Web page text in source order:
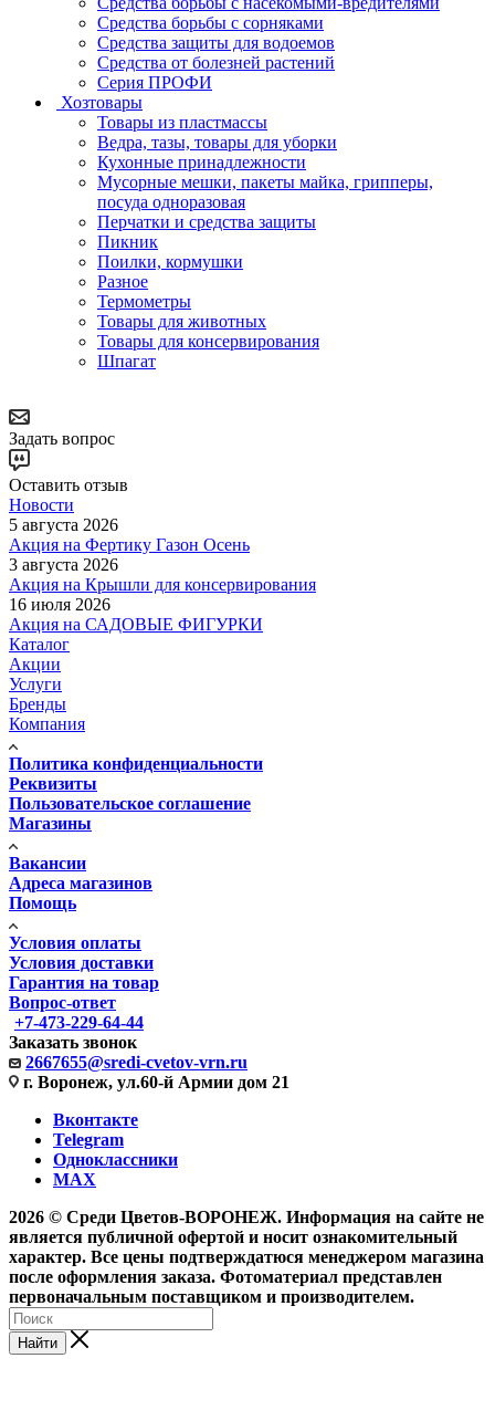
Средства борьбы с сорняками
Средства защиты для водоемов
Средства от болезней растений
Серия ПРОФИ
Хозтовары
Товары из пластмассы
Ведра, тазы, товары для уборки
Кухонные принадлежности
Мусорные мешки, пакеты майка, грипперы,
посуда одноразовая
Перчатки и средства защиты
Пикник
Поилки, кормушки
Разное
Термометры
Товары для животных
Товары для консервирования
Шпагат
Задать вопрос
Оставить отзыв
Новости
5 августа 2026
Акция на Фертику Газон Осень
3 августа 2026
Акция на Крышли для консервирования
16 июля 2026
Акция на САДОВЫЕ ФИГУРКИ
Каталог
Акции
Услуги
Бренды
Компания
Политика конфиденциальности
Реквизиты
Пользовательское соглашение
Магазины
Вакансии
Адреса магазинов
Помощь
Условия оплаты
Условия доставки
Гарантия на товар
Вопрос-ответ
+7-473-229-64-44
Заказать звонок
2667655@sredi-cvetov-vrn.ru
г. Воронеж, ул.60-й Армии дом 21
Вконтакте
Telegram
Одноклассники
MAX
2026 © Среди Цветов-ВОРОНЕЖ. Информация на сайте не
является публичной офертой и носит ознакомительный
характер. Все цены подтверждатюся менеджером магазина
после оформления заказа. Фотоматериал представлен
первоначальным поставщиком и производителем.
Найти